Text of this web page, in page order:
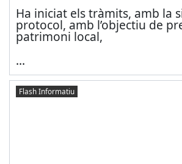
Ha iniciat els tràmits, amb la
protocol, amb l’objectiu de
patrimoni local,
...
Flash Informatiu